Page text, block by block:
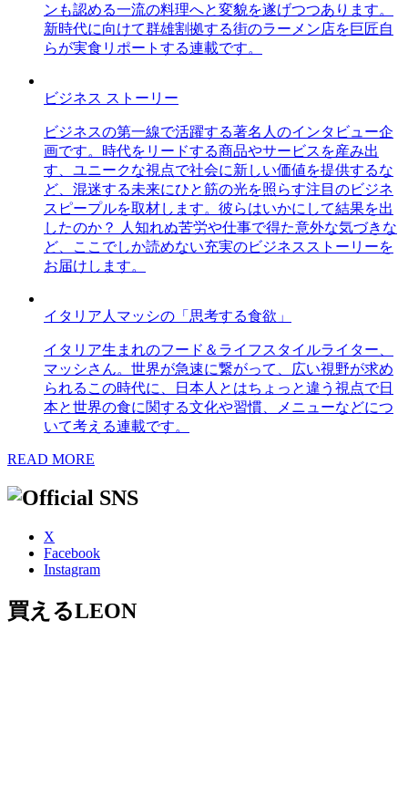
ンも認める一流の料理へと変貌を遂げつつあります。
新時代に向けて群雄割拠する街のラーメン店を巨匠自
らが実食リポートする連載です。
ビジネス ストーリー
ビジネスの第一線で活躍する著名人のインタビュー企
画です。時代をリードする商品やサービスを産み出
す、ユニークな視点で社会に新しい価値を提供するな
ど、混迷する未来にひと筋の光を照らす注目のビジネ
スピープルを取材します。彼らはいかにして結果を出
したのか？ 人知れぬ苦労や仕事で得た意外な気づきな
ど、ここでしか読めない充実のビジネスストーリーを
お届けします。
イタリア人マッシの「思考する食欲」
イタリア生まれのフード＆ライフスタイルライター、
マッシさん。世界が急速に繋がって、広い視野が求め
られるこの時代に、日本人とはちょっと違う視点で日
本と世界の食に関する文化や習慣、メニューなどにつ
いて考える連載です。
READ MORE
X
Facebook
Instagram
買えるLEON